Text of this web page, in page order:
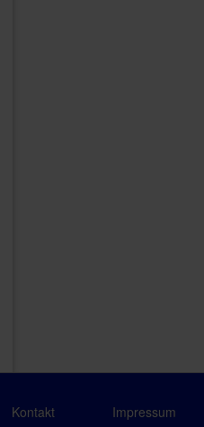
Kontakt Impressum